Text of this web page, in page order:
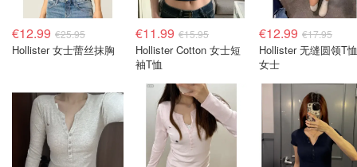
€12.99 €25.95
Hollister 女士蕾丝抹胸
€11.99 €15.95
Hollister Cotton 女士短
袖T恤
€12.99 €17.95
Hollister 无缝圆领T恤
女士